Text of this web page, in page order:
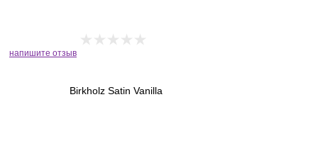
напишите отзыв
Birkholz Satin Vanilla